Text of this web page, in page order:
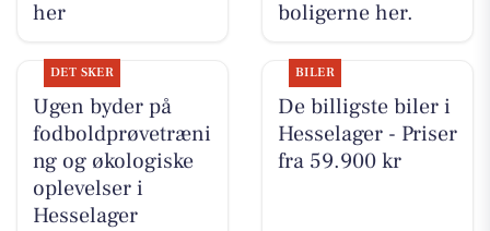
her
boligerne her.
DET SKER
Ugen byder på
fodboldprøvetræni
ng og økologiske
oplevelser i
Hesselager
BILER
De billigste biler i
Hesselager - Priser
fra 59.900 kr